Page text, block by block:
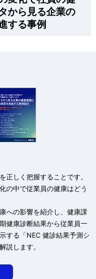
から見る企業の
する事例
正しく把握することです。
の中で従業員の健康はどう
への影響を紹介し、健康課
健康診断結果から従業員一
する「NEC 健診結果予測シ
説します。